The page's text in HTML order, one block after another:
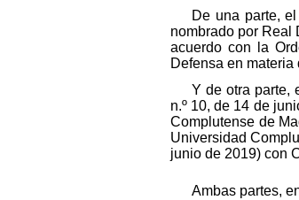
De una parte,
nombrado por Real
acuerdo con la
Defensa en
Y de otra parte,
n.º 10, de 14 de
Complutense de
Universidad
junio de 2019) con
Ambas partes,